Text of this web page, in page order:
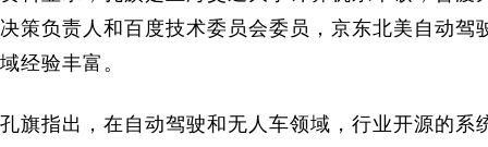
决策负责人和百度技术委员会委员，京东北美自动
域经验丰富。
孔旗指出，在自动驾驶和无人车领域，行业开源的